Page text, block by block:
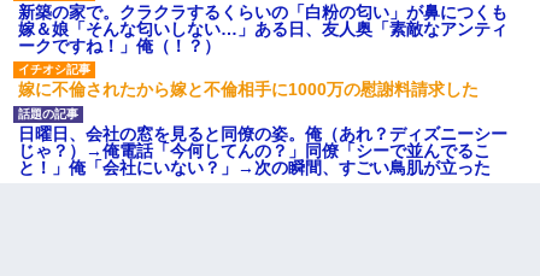
新築の家で。クラクラするくらいの「白粉の匂い」が鼻につくも
嫁＆娘「そんな匂いしない…」ある日、友人奥「素敵なアンティ
ークですね！」俺（！？）
嫁に不倫されたから嫁と不倫相手に1000万の慰謝料請求した
日曜日、会社の窓を見ると同僚の姿。俺（あれ？ディズニーシー
じゃ？）→俺電話「今何してんの？」同僚「シーで並んでるこ
と！」俺「会社にいない？」→次の瞬間、すごい鳥肌が立った